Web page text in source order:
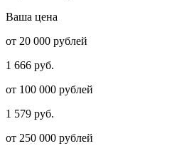
Ваша цена
от 20 000 рублей
1 666 руб.
от 100 000 рублей
1 579 руб.
от 250 000 рублей